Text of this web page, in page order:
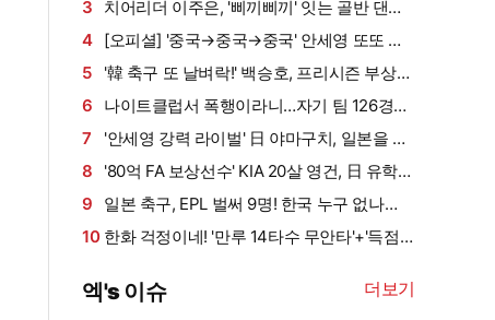
심판 될래", "합리적인 거래" 조롱 속출
의 당찬 포부 "타카다에 절대 지지 않겠다"
3
치어리더 이주은, '삐끼삐끼' 잇는 골반 댄
스…섹시미 치사량
4
[오피셜] '중국→중국→중국' 안세영 또또 죽
음의 대진!…해도 너무 한다, 복귀전도 '가시밭길'
5
'韓 축구 또 날벼락!' 백승호, 프리시즌 부상…
공식전 하루 앞두고 쓰러져→복귀 시점 불투명
6
나이트클럽서 폭행이라니…자기 팀 126경기
직접 베팅→8개월 출장 정지, 중징계 받고도 정
신 못 차렸다, 英 대표 FW, 재판 넘겨져
7
'안세영 강력 라이벌' 日 야마구치, 일본을 울
리다…"지진 피해 입은 이들에게 힘이 되는 경기
하겠다" 세계선수권 2연패 도전
8
'80억 FA 보상선수' KIA 20살 영건, 日 유학이
전환점 될까…"심리적으로 편해졌다"
9
일본 축구, EPL 벌써 9명! 한국 누구 없나
요?…日 국대 DF 도미야스, 크리스털 팰리스 입
10 한화 걱정이네! '만루 14타수 무안타'+'득점
강노채' 폭발력 열쇠
엑's 이슈 더보기